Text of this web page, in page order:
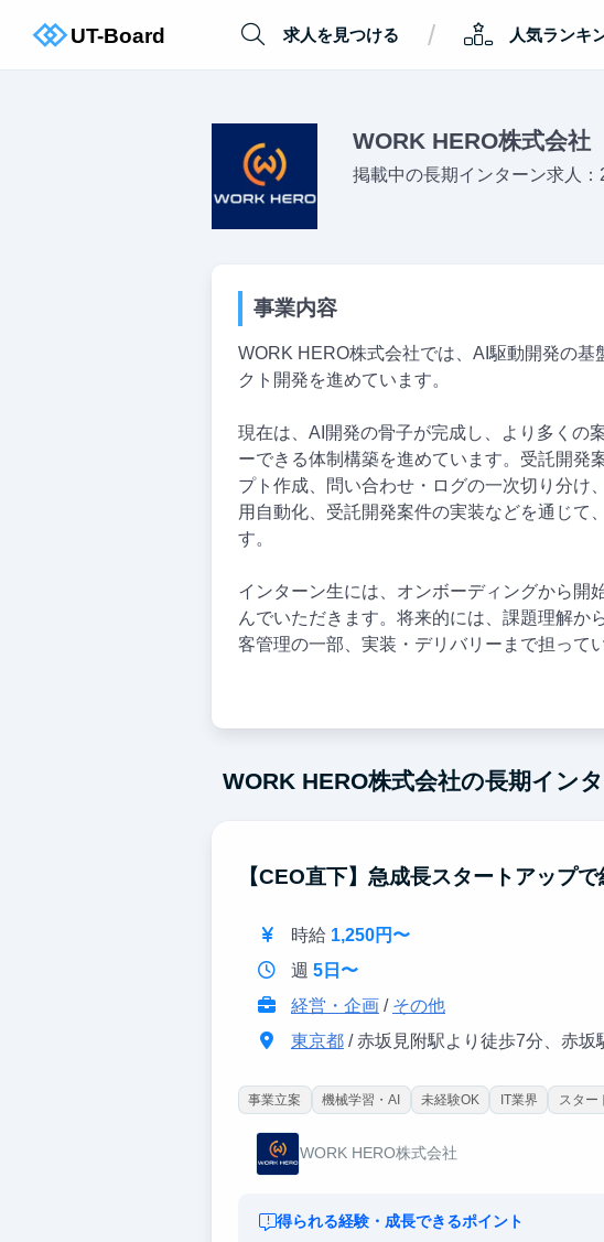
求人を見つける / 人気ランキ
WORK HERO株式会社
掲載中の長期インターン求人：
事業内容
WORK HERO株式会社では、AI駆動開発の
クト開発を進めています。
現在は、AI開発の骨子が完成し、より多くの
ーできる体制構築を進めています。受託開発
プト作成、問い合わせ・ログの一次切り分け
用自動化、受託開発案件の実装などを通じて
す。
インターン生には、オンボーディングから開
んでいただきます。将来的には、課題理解か
客管理の一部、実装・デリバリーまで担って
WORK HERO株式会社の長期イン
【CEO直下】急成長スタートアップ
時給 1,250円〜
週 5日〜
経営・企画/ その他
東京都/ 赤坂見附駅より徒歩7分、赤坂
事業立案 機械学習・AI 未経験OK IT業界 スター
WORK HERO株式会社
得られる経験・成長できるポイント